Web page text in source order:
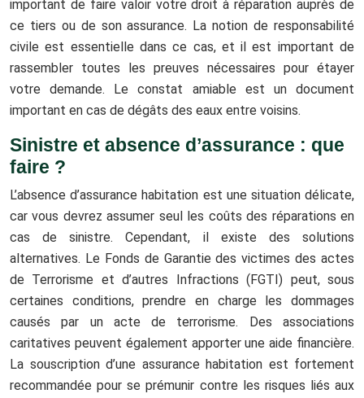
important de faire valoir votre droit à réparation auprès de
ce tiers ou de son assurance. La notion de responsabilité
civile est essentielle dans ce cas, et il est important de
rassembler toutes les preuves nécessaires pour étayer
votre demande. Le constat amiable est un document
important en cas de dégâts des eaux entre voisins.
Sinistre et absence d’assurance : que
faire ?
L’absence d’assurance habitation est une situation délicate,
car vous devrez assumer seul les coûts des réparations en
cas de sinistre. Cependant, il existe des solutions
alternatives. Le Fonds de Garantie des victimes des actes
de Terrorisme et d’autres Infractions (FGTI) peut, sous
certaines conditions, prendre en charge les dommages
causés par un acte de terrorisme. Des associations
caritatives peuvent également apporter une aide financière.
La souscription d’une assurance habitation est fortement
recommandée pour se prémunir contre les risques liés aux